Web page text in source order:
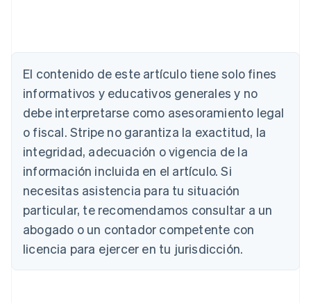
El contenido de este artículo tiene solo fines
informativos y educativos generales y no
debe interpretarse como asesoramiento legal
o fiscal. Stripe no garantiza la exactitud, la
integridad, adecuación o vigencia de la
información incluida en el artículo. Si
necesitas asistencia para tu situación
particular, te recomendamos consultar a un
abogado o un contador competente con
licencia para ejercer en tu jurisdicción.
Alemania
Deutsch
Australia
English
Austria
Bélgica
NederlandsFrançaisDeutschEnglish
Brasil
Português English
Bulgaria
English
Canadá
English Français
China continental